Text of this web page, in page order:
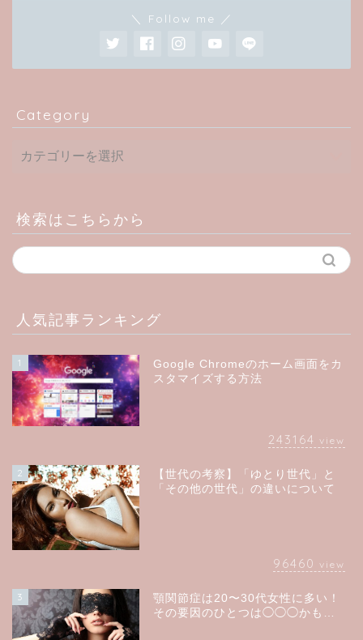
＼ Follow me ／
Category
検索はこちらから
人気記事ランキング
1
Google Chromeのホーム画面をカ
スタマイズする方法
243164 view
2
【世代の考察】「ゆとり世代」と
「その他の世代」の違いについて
96460 view
3
顎関節症は20〜30代女性に多い！
その要因のひとつは◯◯◯かも…